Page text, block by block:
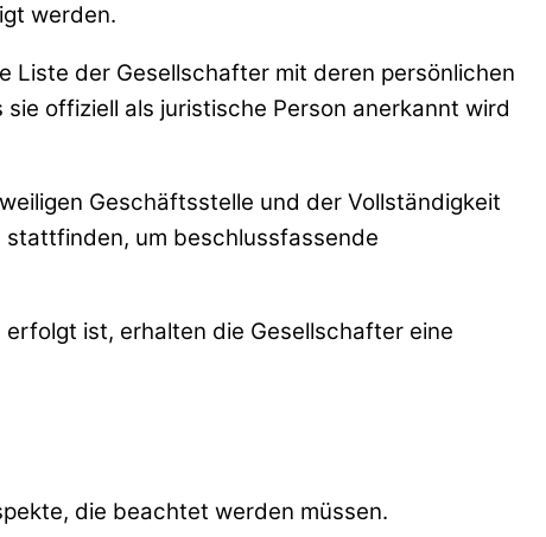
werden.
Liste der Gesellschafter mit deren persönlichen
offiziell als juristische Person anerkannt wird
Geschäftsstelle und der Vollständigkeit
stattfinden, um beschlussfassende
ist, erhalten die Gesellschafter eine
die beachtet werden müssen.